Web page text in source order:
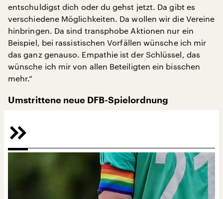
entschuldigst dich oder du gehst jetzt. Da gibt es
verschiedene Möglichkeiten. Da wollen wir die Vereine
hinbringen. Da sind transphobe Aktionen nur ein
Beispiel, bei rassistischen Vorfällen wünsche ich mir
das ganz genauso. Empathie ist der Schlüssel, das
wünsche ich mir von allen Beteiligten ein bisschen
mehr.“
Umstrittene neue DFB-Spielordnung